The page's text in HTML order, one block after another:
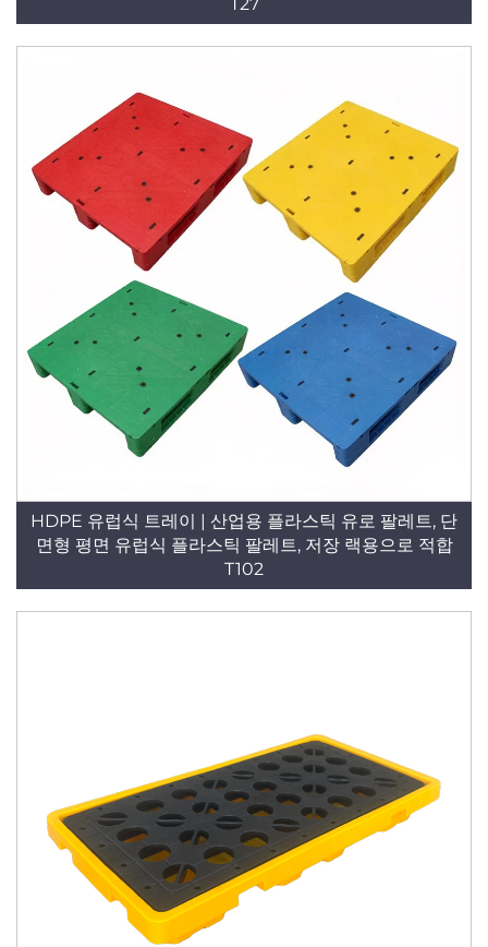
HDPE 유럽식 트레이 | 산업용 플라스틱 유로 팔레트, 단
면형 평면 유럽식 플라스틱 팔레트, 저장 랙용으로 적합
T102